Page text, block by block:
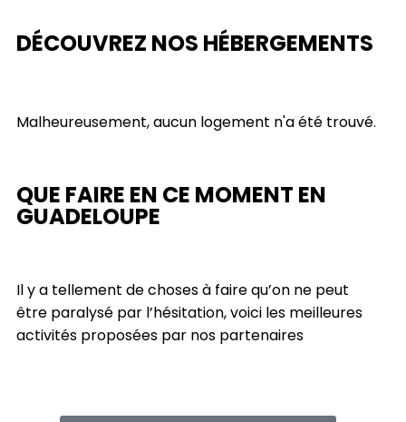
DÉCOUVREZ NOS HÉBERGEMENTS
Malheureusement, aucun logement n'a été trouvé.
QUE FAIRE EN CE MOMENT EN
GUADELOUPE
Il y a tellement de choses à faire qu’on ne peut
être paralysé par l’hésitation, voici les meilleures
activités proposées par nos partenaires